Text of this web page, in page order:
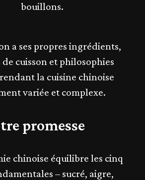
bouillons.
a ses propres ingrédients,
cuisson et philosophies
la cuisine chinoise
variée et complexe.
promesse
chinoise équilibre les cinq
– sucré, aigre,